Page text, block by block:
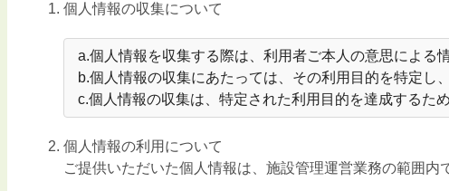
個人情報の収集について
a.個人情報を収集する際は、利用者ご本人の意思による
b.個人情報の収集にあたっては、その利用目的を特定し
c.個人情報の収集は、特定された利用目的を達成するた
個人情報の利用について
ご提供いただいた個人情報は、施設管理運営業務の範囲内